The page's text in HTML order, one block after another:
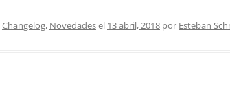
Changelog, Novedadesel 13 abril, 2018 por Esteban